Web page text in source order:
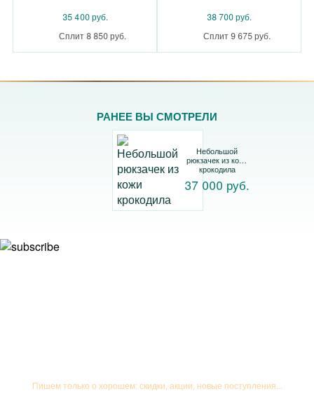
35 400 руб.
Сплит 8 850 руб.
38 700 руб.
Сплит 9 675 руб.
РАНЕЕ ВЫ СМОТРЕЛИ
Небольшой
рюкзачек из кожи
крокодила
37 000 руб.
Пишем только о хорошем: скидки, акции, новые поступления...